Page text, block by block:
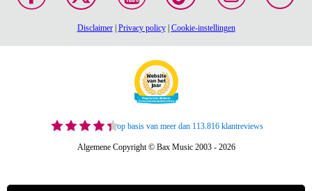
Disclaimer| Privacy policy| Cookie-instellingen
op basis van meer dan 113.816 klantreviews
Algemene Copyright © Bax Music 2003 - 2026